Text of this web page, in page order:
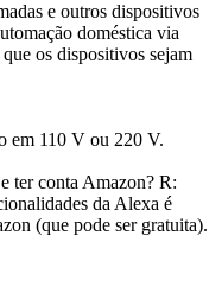
e outros dispositivos
doméstica via
os dispositivos sejam
em 110 V ou 220 V.
ter conta Amazon? R:
da Alexa é
(que pode ser gratuita).